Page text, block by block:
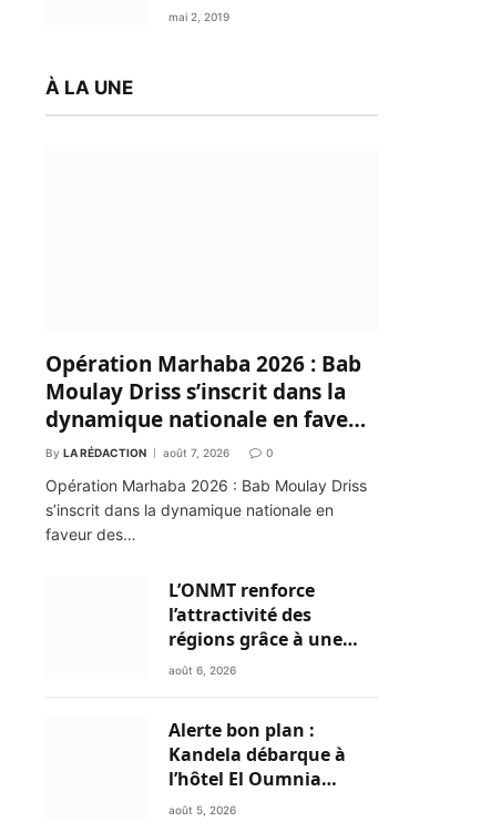
mai 2, 2019
À LA UNE
Opération Marhaba 2026 : Bab
Moulay Driss s’inscrit dans la
dynamique nationale en faveur
des Marocains du Monde
By LA RÉDACTION août 7, 2026 0
Opération Marhaba 2026 : Bab Moulay Driss
s’inscrit dans la dynamique nationale en
faveur des…
L’ONMT renforce
l’attractivité des
régions grâce à une
connectivité aérienne
août 6, 2026
Alerte bon plan :
Kandela débarque à
l’hôtel El Oumnia
Puerto pour enflammer
août 5, 2026